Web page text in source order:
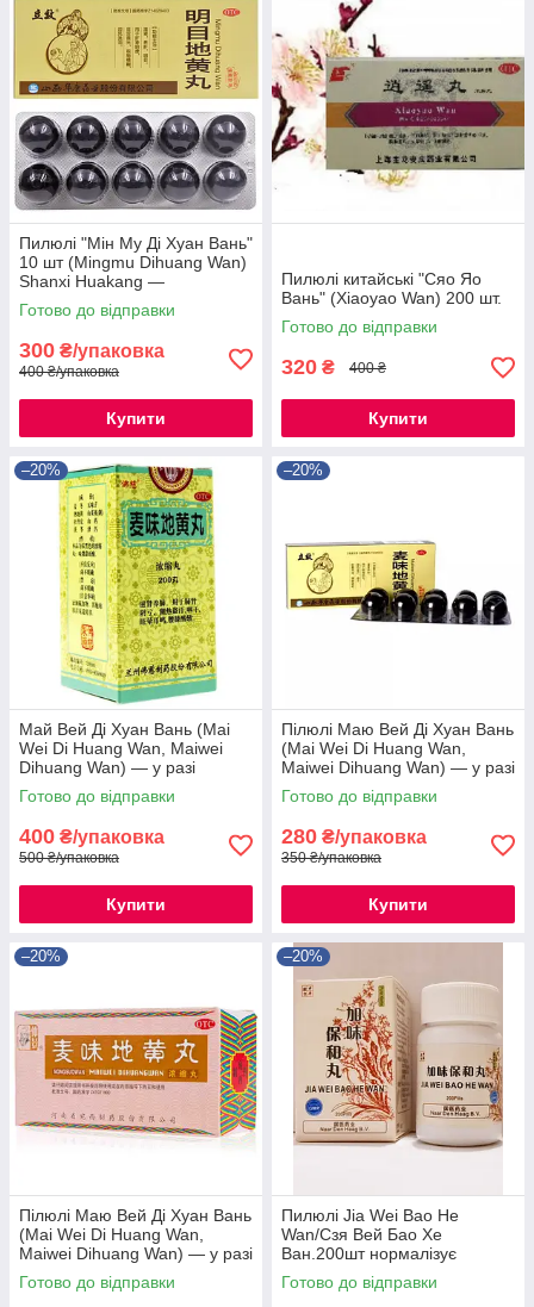
Пилюлі "Мін Му Ді Хуан Вань"
10 шт (Mingmu Dihuang Wan)
Shanxi Huakang —
китайський препарат для
відновлення зору.
Готово до відправки
300 ₴/упаковка
400 ₴/упаковка
Купити
Пилюлі китайські "Сяо Яо
Вань" (Xiaoyao Wan) 200 шт.
Готово до відправки
320 ₴ 400 ₴
Купити
–20%
Май Вей Ді Хуан Вань (Mai
Wei Di Huang Wan, Maiwei
Dihuang Wan) — у разі
захворювань легень
Готово до відправки
400 ₴/упаковка
500 ₴/упаковка
Купити
–20%
Пілюлі Маю Вей Ді Хуан Вань
(Mai Wei Di Huang Wan,
Maiwei Dihuang Wan) — у разі
захворювань легень
Готово до відправки
280 ₴/упаковка
350 ₴/упаковка
Купити
–20%
Пілюлі Маю Вей Ді Хуан Вань
(Mai Wei Di Huang Wan,
Maiwei Dihuang Wan) — у разі
захворювань легень
Готово до відправки
–20%
Пилюлі Jia Wei Bao He
Wan/Cзя Вей Бао Хе
Ван.200шт нормалізує
функцію Жела та Селезінки
Готово до відправки